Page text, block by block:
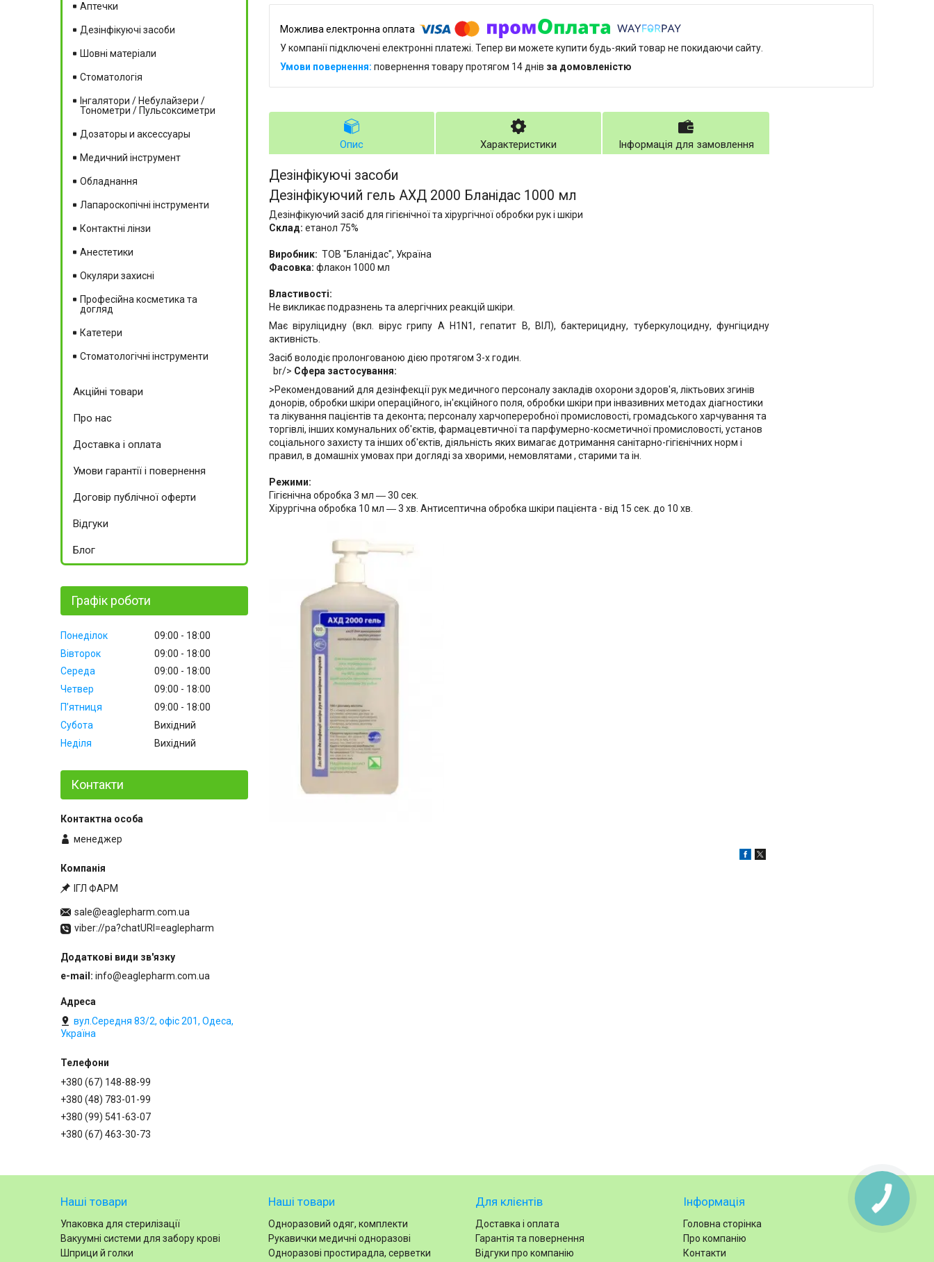
У компанії підключені електронні платежі. Тепер ви можете купити будь-який товар не покидаючи сайту.
повернення товару протягом 14 днів за домовленістю
Опис Характеристики Інформація для замовлення
Дезінфікуючі засоби
Дезінфікуючий гель АХД 2000 Бланідас 1000 мл
Дезінфікуючий засіб для гігієнічної та хірургічної обробки рук і шкіри
Склад: етанол 75%
Виробник: ТОВ "Бланідас", Україна
Фасовка: флакон 1000 мл
Властивості:
Не викликає подразнень та алергічних реакцій шкіри.
Має віруліцидну (вкл. вірус грипу А H1N1, гепатит В, ВІЛ), бактерицидну, туберкулоцидну, фунгіцидну
активність.
Засіб володіє пролонгованою дією протягом 3-х годин.
br/> Сфера застосування:
>Рекомендований для дезінфекції рук медичного персоналу закладів охорони здоров'я, ліктьових згинів
донорів, обробки шкіри операційного, ін'єкційного поля, обробки шкіри при інвазивних методах діагностики
та лікування пацієнтів та деконта; персоналу харчопереробної промисловості, громадського харчування та
торгівлі, інших комунальних об'єктів, фармацевтичної та парфумерно-косметичної промисловості, установ
соціального захисту та інших об'єктів, діяльність яких вимагає дотримання санітарно-гігієнічних норм і
правил, в домашніх умовах при догляді за хворими, немовлятами , старими та ін.
Режими:
Гігієнічна обробка 3 мл ― 30 сек.
Хірургічна обробка 10 мл ― 3 хв. Антисептична обробка шкіри пацієнта - від 15 сек. до 10 хв.
Аптечки
Дезінфікуючі засоби
Шовні матеріали
Стоматологія
Інгалятори / Небулайзери /
Тонометри / Пульсоксиметри
Дозаторы и аксессуары
Медичний інструмент
Обладнання
Лапароскопічні інструменти
Контактні лінзи
Анестетики
Окуляри захисні
Професійна косметика та
догляд
Катетери
Стоматологічні інструменти
Акційні товари
Про нас
Доставка і оплата
Умови гарантії і повернення
Договір публічної оферти
Відгуки
Блог
Графік роботи
Понеділок 09:00
18:00
Вівторок
09:00
18:00
Середа
09:00
18:00
Четвер
09:00
18:00
Пʼятниця
09:00
18:00
Субота
Вихідний
Неділя
Вихідний
Контакти
менеджер
ІГЛ ФАРМ
sale@eaglepharm.com.ua
viber://pa?chatURI=eaglepharm
e-mail info@eaglepharm.com.ua
вул.Середня 83/2, офіс 201, Одеса,
Україна
+380 (67) 148-88-99
+380 (48) 783-01-99
+380 (99) 541-63-07
+380 (67) 463-30-73
Наші товари
Упаковка для стерилізації
Вакуумні системи для забору крові
Шприци й голки
Наші товари
Одноразовий одяг, комплекти
Рукавички медичні одноразові
Одноразові простирадла, серветки
Для клієнтів
Доставка і оплата
Гарантія та повернення
Відгуки про компанію
Інформація
Головна сторінка
Про компанію
Контакти